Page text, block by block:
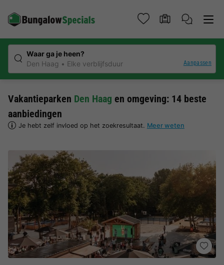
Waar ga je heen?
Den Haag
Elke verblijfsduur Aanpassen
Vakantieparken Den Haag en omgeving: 14 beste
aanbiedingen
Je hebt zelf invloed op het zoekresultaat. Meer weten